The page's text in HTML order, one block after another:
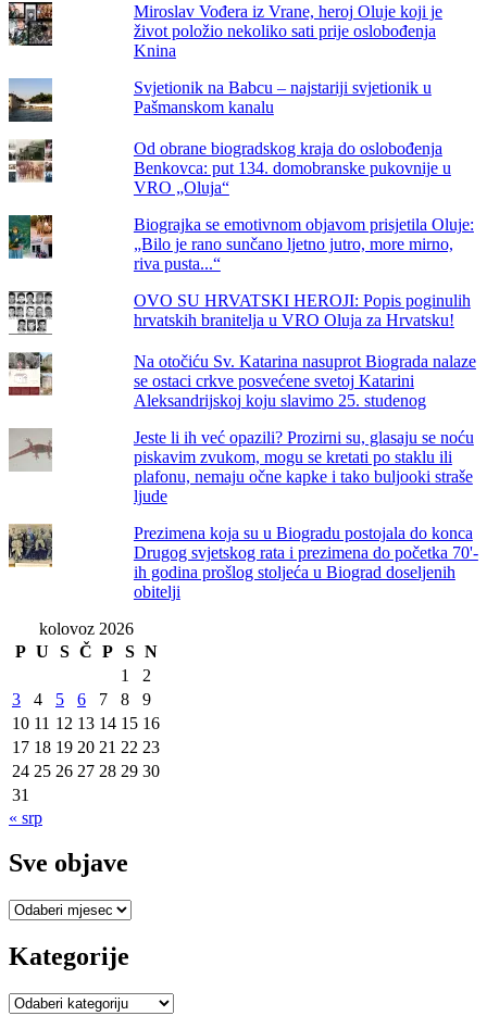
Miroslav Vođera iz Vrane, heroj Oluje koji je
život položio nekoliko sati prije oslobođenja
Knina
Svjetionik na Babcu – najstariji svjetionik u
Pašmanskom kanalu
Od obrane biogradskog kraja do oslobođenja
Benkovca: put 134. domobranske pukovnije u
VRO „Oluja“
Biograjka se emotivnom objavom prisjetila Oluje:
„Bilo je rano sunčano ljetno jutro, more mirno,
riva pusta...“
OVO SU HRVATSKI HEROJI: Popis poginulih
hrvatskih branitelja u VRO Oluja za Hrvatsku!
Na otočiću Sv. Katarina nasuprot Biograda nalaze
se ostaci crkve posvećene svetoj Katarini
Aleksandrijskoj koju slavimo 25. studenog
Jeste li ih već opazili? Prozirni su, glasaju se noću
piskavim zvukom, mogu se kretati po staklu ili
plafonu, nemaju očne kapke i tako buljooki straše
ljude
Prezimena koja su u Biogradu postojala do konca
Drugog svjetskog rata i prezimena do početka 70'-
ih godina prošlog stoljeća u Biograd doseljenih
obitelji
kolovoz 2026
P U S Č P S N
1
2
3
4 5 6 7 8
9
10 11 12 13 14 15 16
17 18 19 20 21 22 23
24 25 26 27 28 29 30
31
« srp
Sve objave
Sve
Kategorije
Kategorije